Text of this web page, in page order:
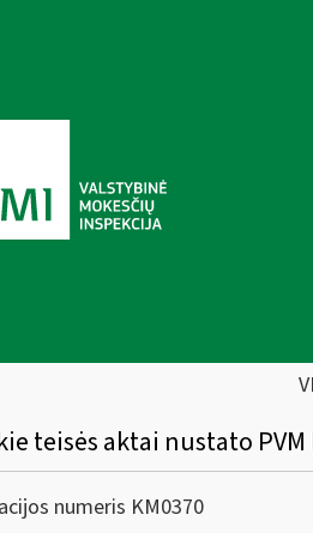
teisės aktai nustato
numeris KM0370